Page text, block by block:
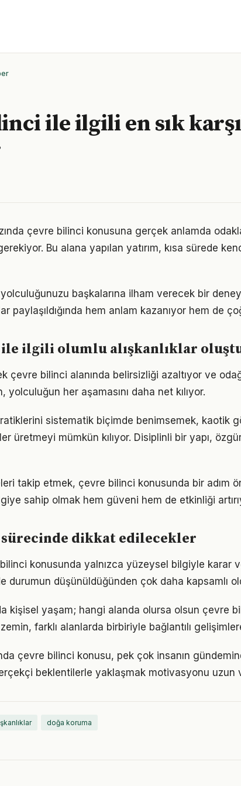
ile ilgili en sık
çevre bilinci konusuna gerçek anlamda
Bu alana yapılan yatırım, kısa sürede
başkalarına ilham verecek bir
paylaşıldığında hem anlam kazanıyor hem de
ilgili olumlu alışkanlıklar
çevre bilinci alanında belirsizliği azaltıyor ve
yolculuğun her aşamasını daha net kılıyor.
sistematik biçimde benimsemek, kaotik
üretmeyi mümkün kılıyor. Disiplinli bir yapı,
takip etmek, çevre bilinci konusunda bir adım
sahip olmak hem güveni hem de etkinliği
dikkat edilecekler
konusunda yalnızca yüzeysel bilgiyle karar
durumun düşünüldüğünden çok daha kapsamlı
kişisel yaşam; hangi alanda olursa olsun çevre
farklı alanlarda birbiriyle bağlantılı
çevre bilinci konusu, pek çok insanın
beklentilerle yaklaşmak motivasyonu uzun
doğa koruma